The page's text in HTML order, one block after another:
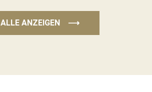
ALLE ANZEIGEN ⟶